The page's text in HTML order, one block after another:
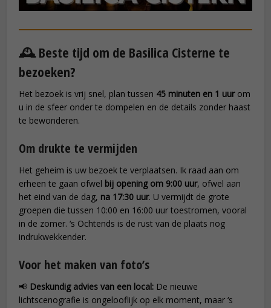
🕰️ Beste tijd om de Basilica Cisterne te
bezoeken?
Het bezoek is vrij snel, plan tussen 45 minuten en 1 uurom
u in de sfeer onder te dompelen en de details zonder haast
te bewonderen.
Om drukte te vermijden
Het geheim is uw bezoek te verplaatsen. Ik raad aan om
erheen te gaan ofwel bij opening om 9:00 uur, ofwel aan
het eind van de dag, na 17:30 uur. U vermijdt de grote
groepen die tussen 10:00 en 16:00 uur toestromen, vooral
in de zomer. ‘s Ochtends is de rust van de plaats nog
indrukwekkender.
Voor het maken van foto’s
📢 Deskundig advies van een local: De nieuwe
lichtscenografie is ongelooflijk op elk moment, maar ‘s